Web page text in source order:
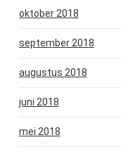
oktober 2018
september 2018
augustus 2018
juni 2018
mei 2018